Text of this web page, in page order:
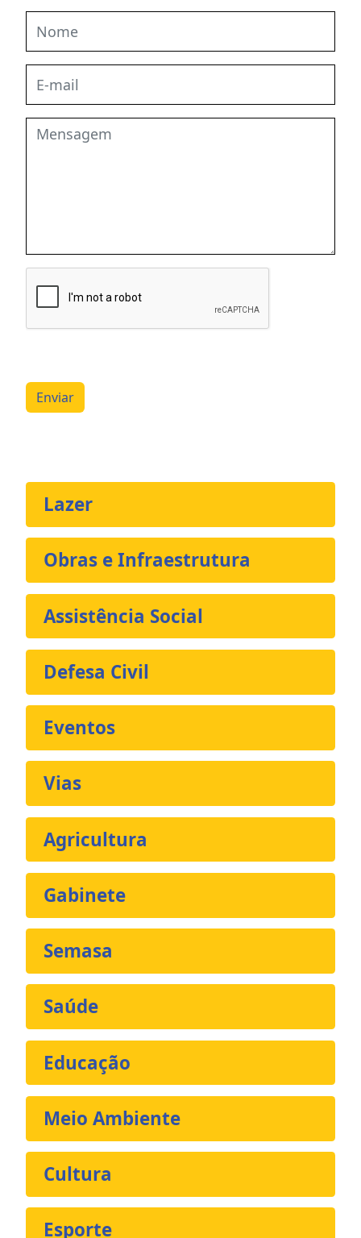
Enviar
Lazer
Obras e Infraestrutura
Assistência Social
Defesa Civil
Eventos
Vias
Agricultura
Gabinete
Semasa
Saúde
Educação
Meio Ambiente
Cultura
Esporte